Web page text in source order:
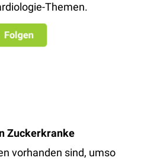
Themen.
Zuckerkranke
vorhanden sind, umso